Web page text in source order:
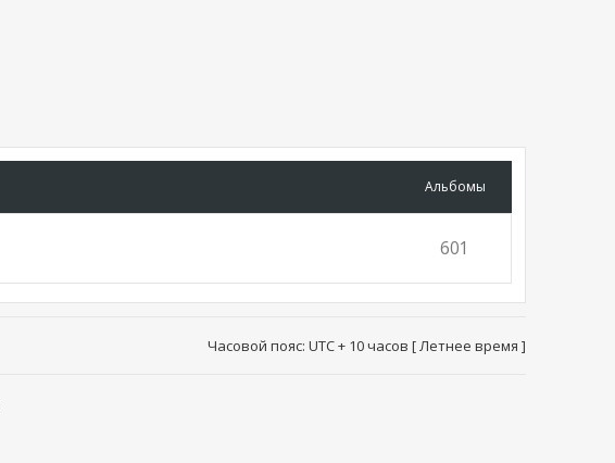
Альбомы
601
Часовой пояс: UTC + 10 часов [ Летнее время ]